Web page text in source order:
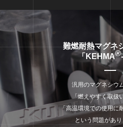
難燃耐熱マグネ
「KEHMA®
汎用のマグネシウ
「燃えやすく取扱
「高温環境での使用に
という問題があ